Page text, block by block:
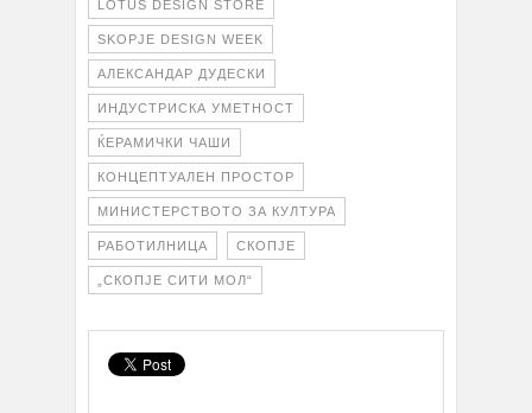
LOTUS DESIGN STORE
SKOPJE DESIGN WEEK
АЛЕКСАНДАР ДУДЕСКИ
ИНДУСТРИСКА УМЕТНОСТ
ЌЕРАМИЧКИ ЧАШИ
КОНЦЕПТУАЛЕН ПРОСТОР
МИНИСТЕРСТВОТО ЗА КУЛТУРА
РАБОТИЛНИЦА СКОПЈЕ
„СКОПЈЕ СИТИ МОЛ“